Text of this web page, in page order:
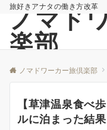
旅好きアナタの働き方改革
ノマド
楽部
ノマドワーカー旅倶楽部
【草津温泉食べ
ルに泊まった結